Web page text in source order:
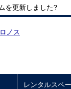
を更新しました?
レンタルスペ